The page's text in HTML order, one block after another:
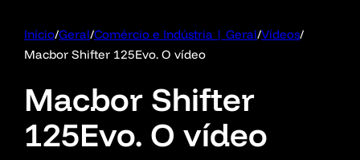
Início/Geral/Comércio e Indústria | Geral/Vídeos/
Macbor Shifter 125Evo. O vídeo
Macbor Shifter
125Evo. O vídeo